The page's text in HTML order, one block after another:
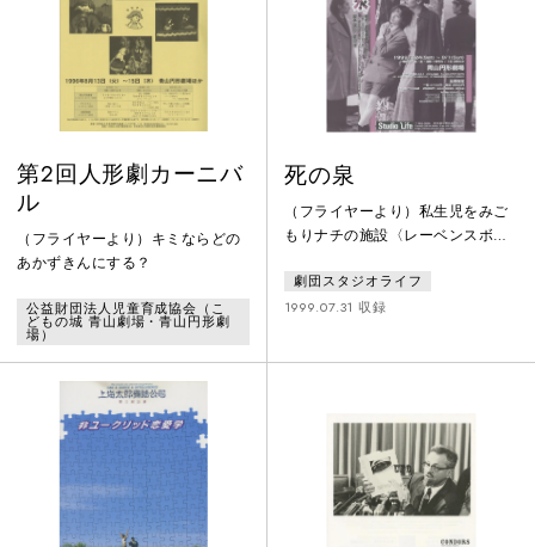
第2回人形劇カーニバ
ル
（フライヤーより）キミならどの
あかずきんにする？
公益財団法人児童育成協会（こ
どもの城 青山劇場・青山円形劇
場）
死の泉
（フライヤーより）私生児をみご
もりナチの施設〈レーベンスボル
テは、不老不死を研究し芸術を偏
愛する医師クラウスの求婚を承諾
劇団スタジオライフ
1999.07.31 収録